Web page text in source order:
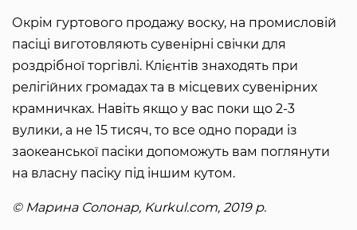
Окрім гуртового продажу воску, на промисловій
пасіці виготовляють сувенірні свічки для
роздрібної торгівлі. Клієнтів знаходять при
релігійних громадах та в місцевих сувенірних
крамничках. Навіть якщо у вас поки що 2-3
вулики, а не 15 тисяч, то все одно поради із
заокеанської пасіки допоможуть вам поглянути
на власну пасіку під іншим кутом.
© Марина Солонар, Kurkul.com, 2019 р.